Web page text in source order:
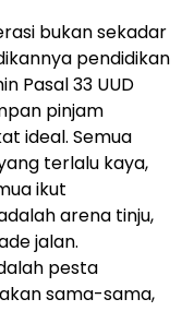
bukan sekadar
pendidikan
Pasal 33 UUD
pinjam
ideal. Semua
terlalu kaya,
ikut
arena tinju,
jalan.
pesta
sama-sama,